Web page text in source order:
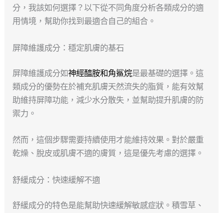
分，我該如何選擇？以下從不同角度分析各類成分的適
用情境，幫助你找到最適合自己的組合。
屏障維護成分：穩定肌膚的基石
屏障維護成分如神經醯胺和角鯊烷是最基礎的選擇。這
類成分的優勢在於補充肌膚天然流失的脂質，能有效幫
助維持屏障功能，減少水分散失，並幫助提升肌膚的防
禦力。
然而，這個步驟需要持續使用才能維持效果。對於嚴重
乾燥、脫皮或肌膚不適的膚質，這是優先考慮的選擇。
舒緩成分：快速緩解不適
舒緩成分的特色是能幫助快速緩解敏感症狀。積雪草、